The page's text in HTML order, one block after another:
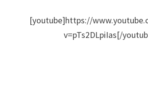
[youtube]https://
v=pTs2DLpiIas[/